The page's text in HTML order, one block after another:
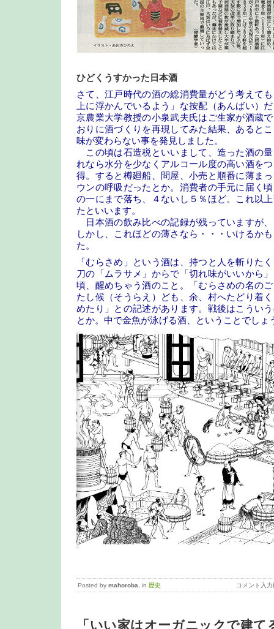
ひどくうすかった日本酒
さて、江戸時代の酒の総消費量がどう考えて
上に浮かんでいるよう」な按配（あんばい）
京農業大学教授の小泉武夫氏はご生家が酒蔵
おりに酒づくりを再現してみた結果、あると
味が変わらない事を発見しました。
この頃は石造税といいまして、造った酒の
れなら水分を少なくアルコール度の高い酒を
得。すると樽廻船、問屋、小売と順番に薄ま
ウンの呼吸だったとか。消費者の手元に届く
の一にまで落ち、４ないし５％ほど。これ以
たといいます。
日本酒の飲み比べの記録が残っていますが
しかし、これほどの薄さなら・・・いけるか
た。
「むらさめ」という酒は、持つと人を斬りた
刀の「ムラサメ」からで「切れ味がいいから
頃、醒めちゃう酒のこと。「むらさめの名の
たし候（そうらえ）ども、余、村へたどり着
めたり」との記述があります。戦後はこうい
とか。中で金魚が泳げる酒、ということでしょ
Posted by mahoroba, in 歴史 コメント入力
「いい家はオーガニックで建